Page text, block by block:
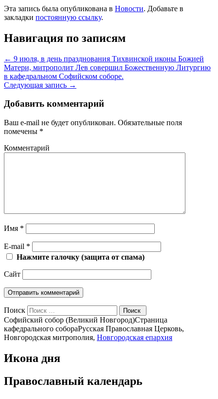
Эта запись была опубликована в Новости. Добавьте в
закладки постоянную ссылку.
Навигация по записям
← 9 июля, в день празднования Тихвинской иконы Божией
Матери, митрополит Лев совершил Божественную Литургию
в кафедральном Софийском соборе.
Следующая запись →
Добавить комментарий
Ваш e-mail не будет опубликован. Обязательные поля
помечены *
Комментарий
Имя *
E-mail *
Нажмите галочку (защита от спама)
Сайт
Поиск
Софийский собор (Великий Новгород)Страница
кафедрального собораРусская Православная Церковь,
Новгородская митрополия, Новгородская епархия
Икона дня
Православный календарь